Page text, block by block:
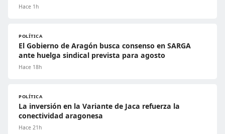
Hace 1h
POLÍTICA
El Gobierno de Aragón busca consenso en SARGA
ante huelga sindical prevista para agosto
Hace 18h
POLÍTICA
La inversión en la Variante de Jaca refuerza la
conectividad aragonesa
Hace 21h